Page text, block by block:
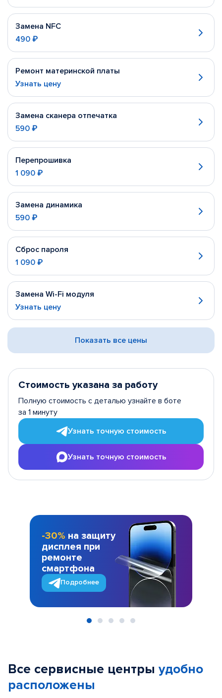
Замена NFC
490 ₽
Ремонт материнской платы
Узнать цену
Замена сканера отпечатка
590 ₽
Перепрошивка
1 090 ₽
Замена динамика
590 ₽
Сброс пароля
1 090 ₽
Замена Wi-Fi модуля
Узнать цену
Показать все цены
Стоимость указана за работу
Полную стоимость с деталью узнайте в боте
за 1 минуту
Узнать точную стоимость
Узнать точную стоимость
-30% на защиту
дисплея при
ремонте
смартфона
Подробнее
Все сервисные центры удобно
расположены